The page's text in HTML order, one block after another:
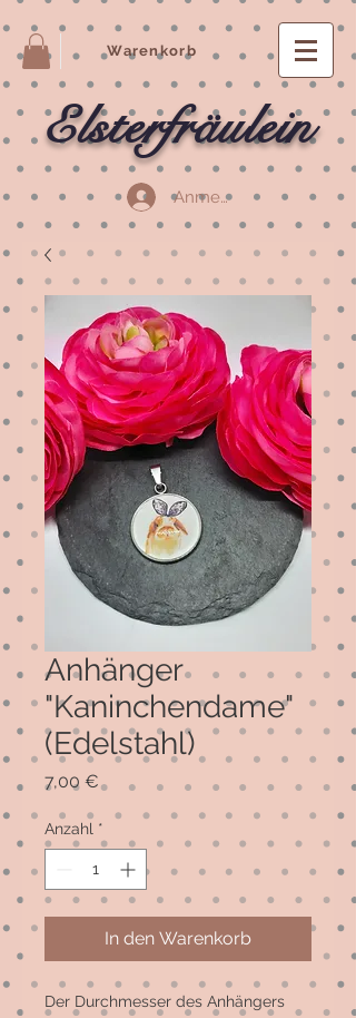
Warenkorb
Elsterfräulein
Anmelden
Anhänger
"Kaninchendame"
(Edelstahl)
7,00 €Preis
Anzahl *
In den Warenkorb
Der Durchmesser des Anhängers